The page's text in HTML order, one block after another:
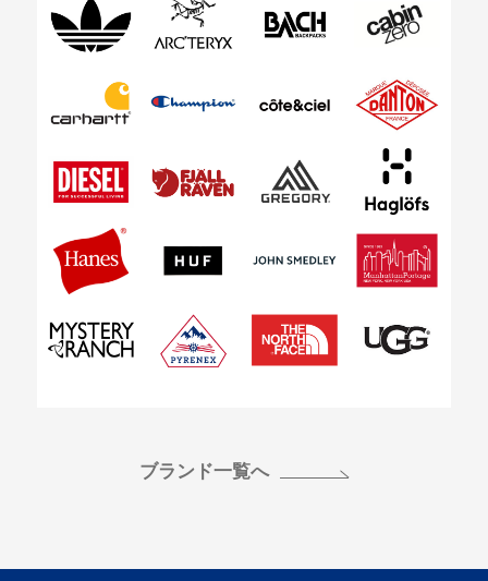
お買い物を続ける カートへ進む
ブランド一覧へ